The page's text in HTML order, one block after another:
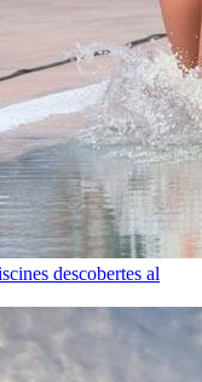
descobertes al